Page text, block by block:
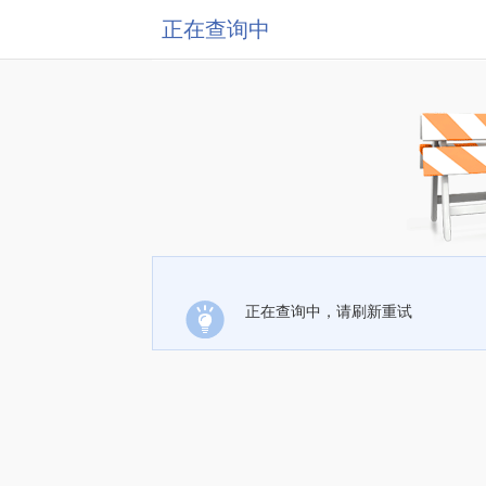
正在查询中
正在查询中，请刷新重试